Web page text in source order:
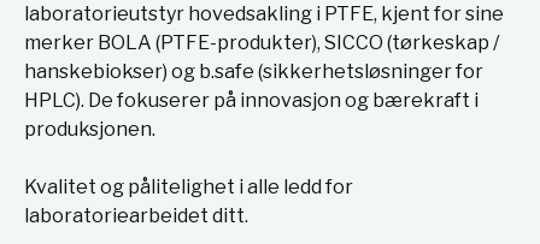
laboratorieutstyr hovedsakling i PTFE, kjent for sine
merker BOLA (PTFE-produkter), SICCO (tørkeskap /
hanskebiokser) og b.safe (sikkerhetsløsninger for
HPLC). De fokuserer på innovasjon og bærekraft i
produksjonen.
Kvalitet og pålitelighet i alle ledd for
laboratoriearbeidet ditt.